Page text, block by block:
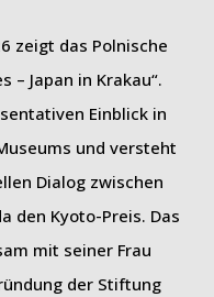
zeigt das Polnische
– Japan in Krakau“.
Einblick in
und versteht
Dialog zwischen
den Kyoto-Preis. Das
mit seiner Frau
der Stiftung